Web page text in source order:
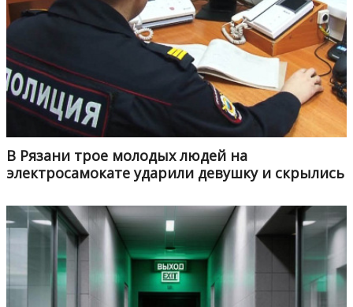
В Рязани трое молодых людей на
электросамокате ударили девушку и скрылись